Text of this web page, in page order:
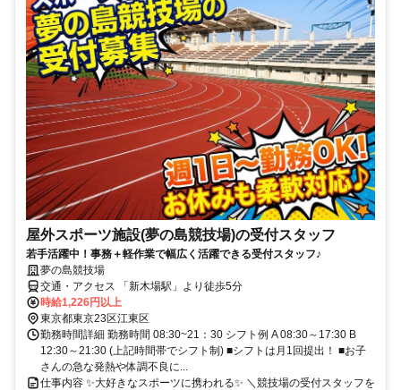
屋外スポーツ施設(夢の島競技場)の受付スタッフ
若手活躍中！事務＋軽作業で幅広く活躍できる受付スタッフ♪
夢の島競技場
交通・アクセス 「新木場駅」より徒歩5分
時給1,226円以上
東京都東京23区江東区
勤務時間詳細 勤務時間 08:30~21：30 シフト例 A 08:30～17:30 B
12:30～21:30 (上記時間帯でシフト制) ■シフトは月1回提出！ ■お子
さんの急な発熱や体調不良に...
仕事内容 ✨大好きなスポーツに携われる✨ ＼競技場の受付スタッフを